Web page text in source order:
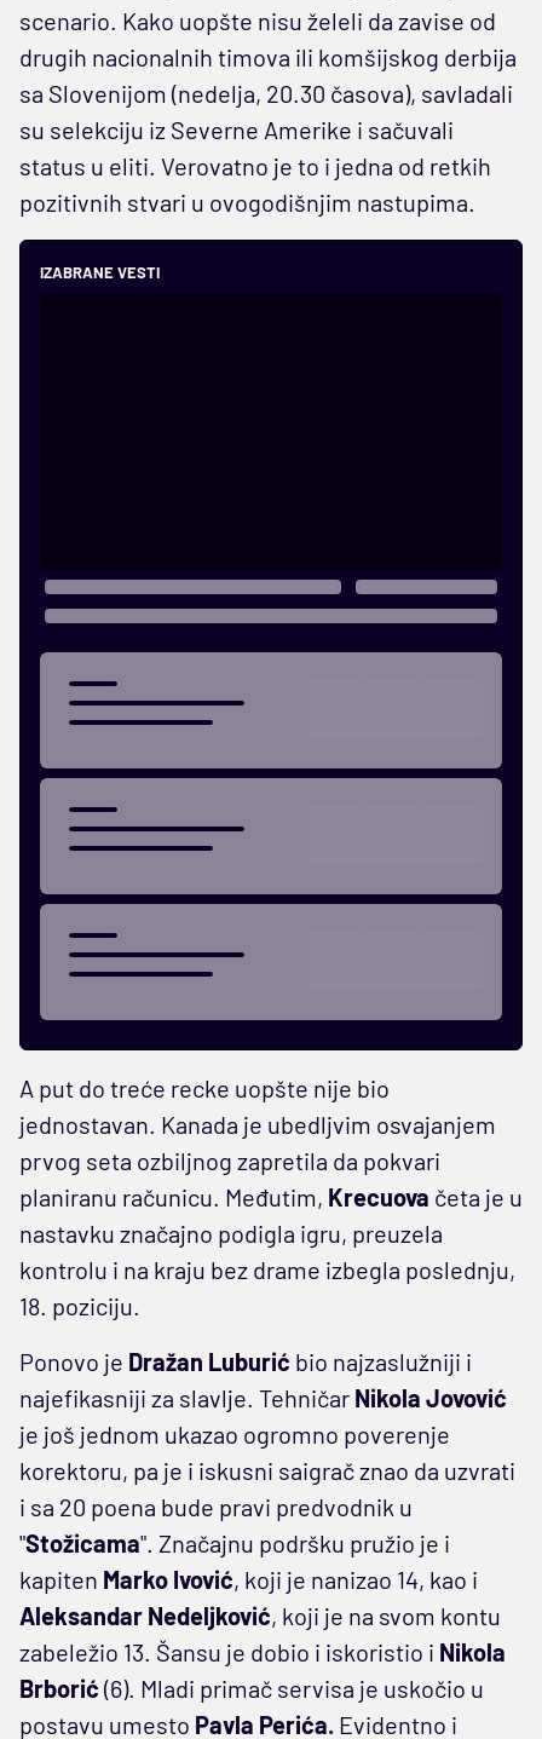
scenario. Kako uopšte nisu želeli da zavise od
drugih nacionalnih timova ili komšijskog derbija
sa Slovenijom (nedelja, 20.30 časova), savladali
su selekciju iz Severne Amerike i sačuvali
status u eliti. Verovatno je to i jedna od retkih
pozitivnih stvari u ovogodišnjim nastupima.
IZABRANE VESTI
A put do treće recke uopšte nije bio
jednostavan. Kanada je ubedljvim osvajanjem
prvog seta ozbiljnog zapretila da pokvari
planiranu računicu. Međutim, Krecuova četa je u
nastavku značajno podigla igru, preuzela
kontrolu i na kraju bez drame izbegla poslednju,
18. poziciju.
Ponovo je Dražan Luburić bio najzaslužniji i
najefikasniji za slavlje. Tehničar Nikola Jovović
je još jednom ukazao ogromno poverenje
korektoru, pa je i iskusni saigrač znao da uzvrati
i sa 20 poena bude pravi predvodnik u
"Stožicama". Značajnu podršku pružio je i
kapiten Marko Ivović, koji je nanizao 14, kao i
Aleksandar Nedeljković, koji je na svom kontu
zabeležio 13. Šansu je dobio i iskoristio i Nikola
Brborić (6). Mladi primač servisa je uskočio u
postavu umesto Pavla Perića. Evidentno i